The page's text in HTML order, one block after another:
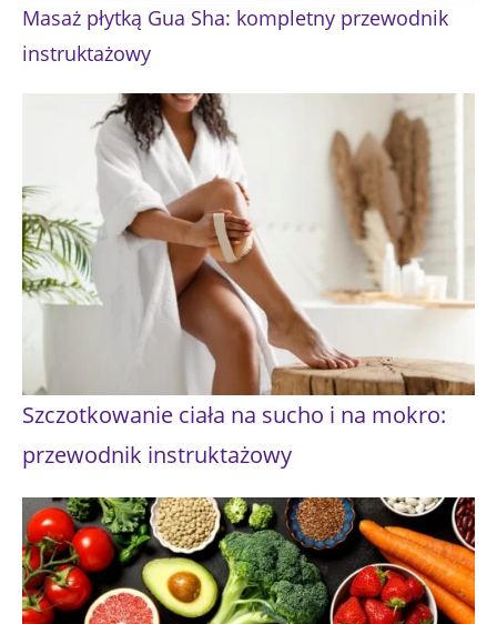
Masaż płytką Gua Sha: kompletny przewodnik
instruktażowy
Szczotkowanie ciała na sucho i na mokro:
przewodnik instruktażowy